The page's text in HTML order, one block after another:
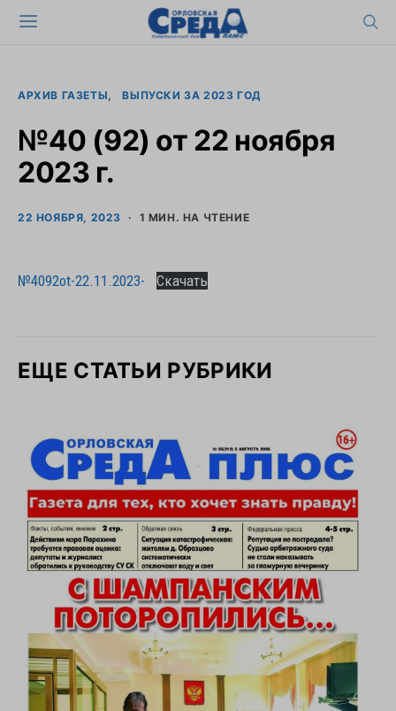
АРХИВ ГАЗЕТЫ ВЫПУСКИ ЗА 2023 ГОД
№40 (92) от 22 ноября
2023 г.
22 НОЯБРЯ, 2023 1 МИН. НА ЧТЕНИЕ
№4092ot-22.11.2023- Скачать
ЕЩЕ СТАТЬИ РУБРИКИ